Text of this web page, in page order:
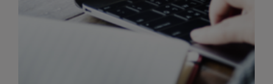
w życiu kulturalnym miasta!
WIĘCEJ